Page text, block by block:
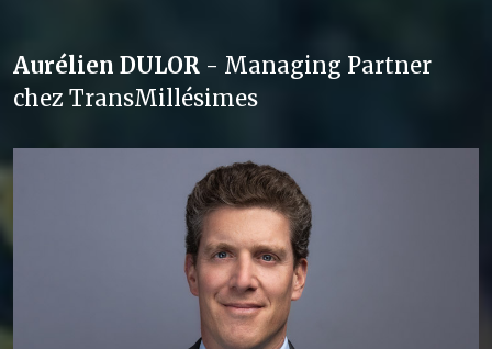
Aurélien DULOR - Managing Partner
chez TransMillésimes